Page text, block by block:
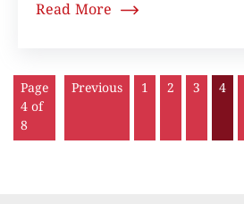
Read More
Page
4 of
8
Previous 1 2 3 4